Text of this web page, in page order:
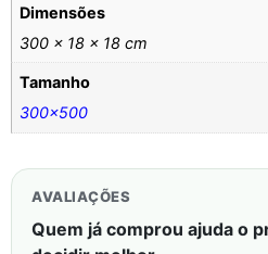
Dimensões
300 × 18 × 18 cm
Tamanho
300×500
AVALIAÇÕES
Quem já comprou ajuda o